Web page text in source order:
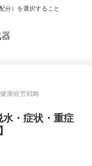
分）を選択すること
健康経営戦略
水・症状・重症